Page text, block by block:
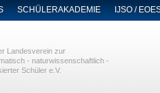
SCHÜLERAKADEMIE IJSO /
Landesverein zur
- naturwissenschaftlich -
Schüler e.V.